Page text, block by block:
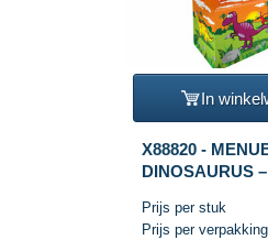
In
X88820 -
DINOSAURUS
Prijs per stuk
Prijs per verpakking